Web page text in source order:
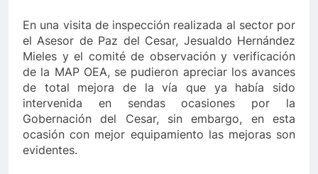
En una visita de inspección realizada al sector por
el Asesor de Paz del Cesar, Jesualdo Hernández
Mieles y el comité de observación y verificación
de la MAP OEA, se pudieron apreciar los avances
de total mejora de la vía que ya había sido
intervenida en sendas ocasiones por la
Gobernación del Cesar, sin embargo, en esta
ocasión con mejor equipamiento las mejoras son
evidentes.